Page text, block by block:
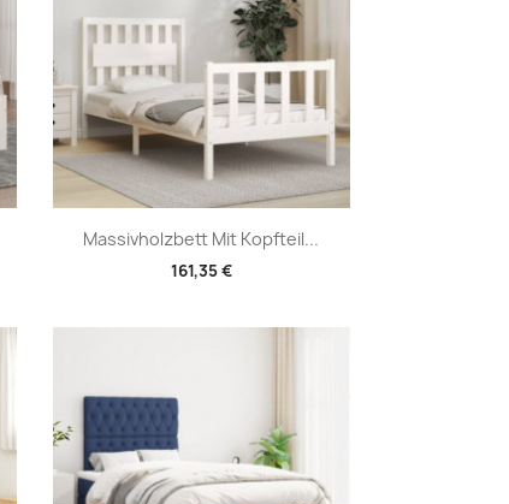
Massivholzbett Mit Kopfteil...
161,35 €
Vorschau